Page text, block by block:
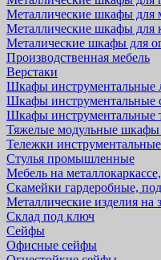
Металлические шкафы для
Металлические шкафы для
Металические шкафы для
Производственная мебель
Верстаки
Шкафы инструментальные
Шкафы инструментальные
Шкафы инструментальные
Тяжелые модульные
Тележки инструментальные
Стулья промышленные
Мебель на
Скамейки гардеробные,
Металлические изделия на
Склад под ключ
Сейфы
Офисные сейфы